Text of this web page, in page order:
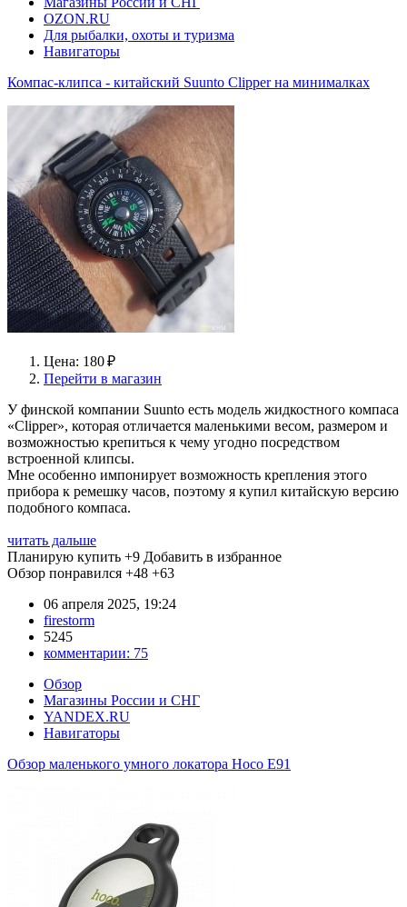
OZON.RU
Для рыбалки, охоты и туризма
Навигаторы
Компас-клипса - китайский Suunto Clipper на минималках
Цена: 180 ₽
Перейти в магазин
У финской компании Suunto есть модель жидкостного компаса
«Clipper», которая отличается маленькими весом, размером и
возможностью крепиться к чему угодно посредством
встроенной клипсы.
Мне особенно импонирует возможность крепления этого
прибора к ремешку часов, поэтому я купил китайскую версию
подобного компаса.
читать дальше
Планирую купить +9 Добавить в избранное
Обзор понравился +48 +63
06 апреля 2025, 19:24
firestorm
5245
комментарии: 75
Обзор
Магазины России и СНГ
YANDEX.RU
Навигаторы
Обзор маленького умного локатора Hoco E91